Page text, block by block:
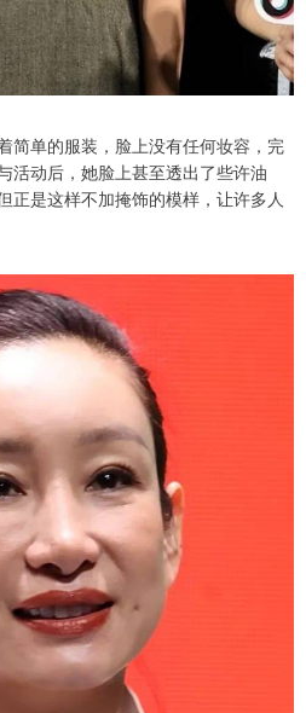
简单的服装，脸上没有任何妆容，完
活动后，她脸上甚至透出了些许油
正是这样不加掩饰的模样，让许多人